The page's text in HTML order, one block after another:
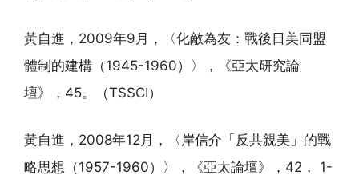
黃自進，2009年9月，〈化敵為友：戰後日美同盟
體制的建構（1945-1960）〉，《亞太研究論
壇》，45。（TSSCI）
黃自進，2008年12月，〈岸信介「反共親美」的戰
略思想（1957-1960）〉，《亞太論壇》，42， 1-